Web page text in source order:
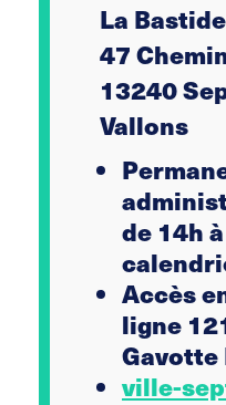
La
47
13240
Vallons
de 14h
Accès
ligne
Gavotte
ville-